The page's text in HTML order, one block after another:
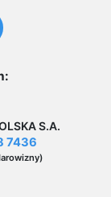
S.A.
7436